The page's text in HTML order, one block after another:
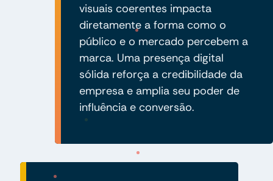
visuais coerentes impacta
diretamente a forma como o
público e o mercado percebem a
marca. Uma presença digital
sólida reforça a credibilidade da
empresa e amplia seu poder de
influência e conversão.